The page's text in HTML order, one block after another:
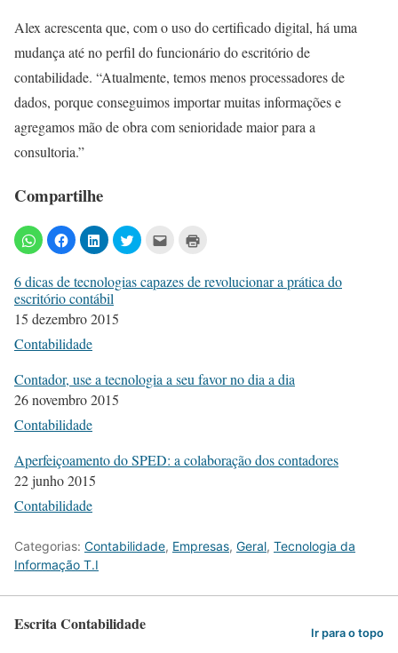
Alex acrescenta que, com o uso do certificado digital, há uma
mudança até no perfil do funcionário do escritório de
contabilidade. “Atualmente, temos menos processadores de
dados, porque conseguimos importar muitas informações e
agregamos mão de obra com senioridade maior para a
consultoria.”
Compartilhe
6 dicas de tecnologias capazes de revolucionar a prática do
escritório contábil
15 dezembro 2015
Contabilidade
Contador, use a tecnologia a seu favor no dia a dia
26 novembro 2015
Contabilidade
Aperfeiçoamento do SPED: a colaboração dos contadores
22 junho 2015
Contabilidade
Categorias: Contabilidade, Empresas, Geral, Tecnologia da
Informação T.I
Escrita Contabilidade Ir para o topo